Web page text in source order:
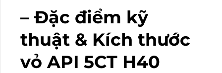
– Đặc điểm kỹ
thuật & Kích thước
vỏ API 5CT H40